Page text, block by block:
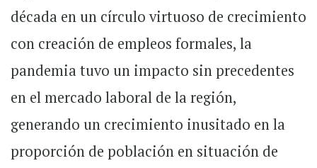
década en un círculo virtuoso de crecimiento
con creación de empleos formales, la
pandemia tuvo un impacto sin precedentes
en el mercado laboral de la región,
generando un crecimiento inusitado en la
proporción de población en situación de